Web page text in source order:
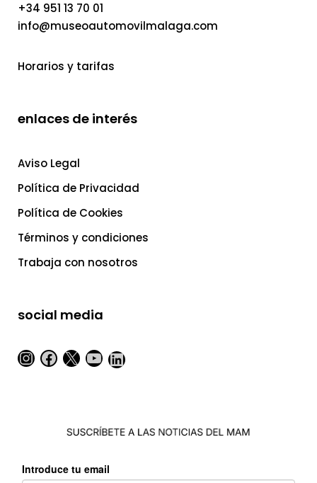
+34 951 13 70 01
info@museoautomovilmalaga.com
Horarios y tarifas
enlaces de interés
Aviso Legal
Política de Privacidad
Política de Cookies
Términos y condiciones
Trabaja con nosotros
social media
Instagram
Facebook
X YouTube
LinkedIn